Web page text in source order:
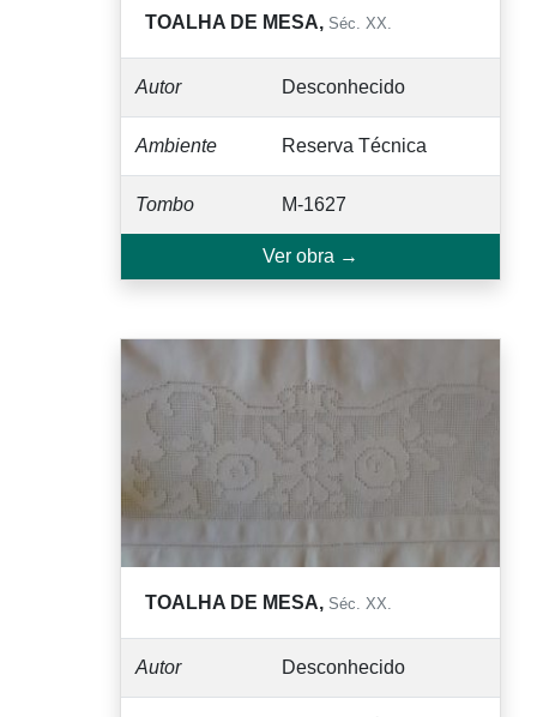
TOALHA DE MESA, Séc. XX.
Autor Desconhecido
Ambiente Reserva Técnica
Tombo M-1627
Ver obra →
TOALHA DE MESA, Séc. XX.
Autor Desconhecido